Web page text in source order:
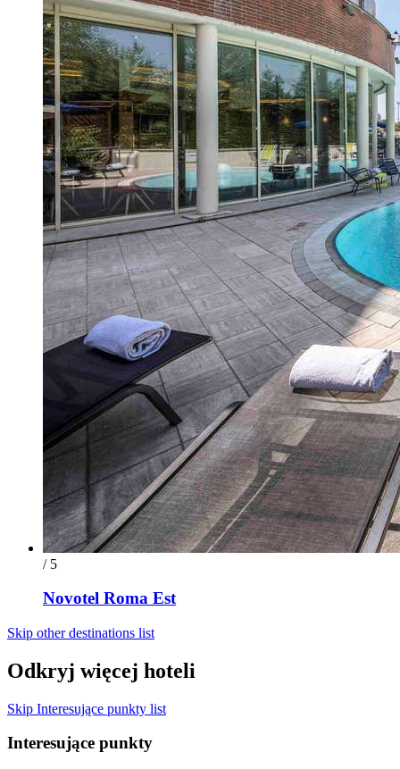
/ 5
Novotel Roma Est
Skip other destinations list
Odkryj więcej hoteli
Skip Interesujące punkty list
Interesujące punkty